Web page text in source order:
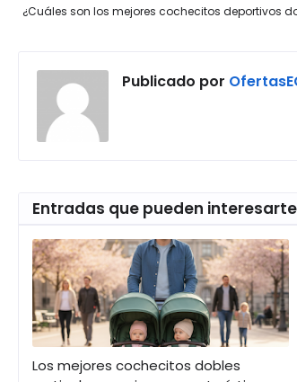
¿Cuáles son los mejores cochecitos deportivos
Publicado por
Entradas que pueden interesarte
Los mejores cochecitos dobles